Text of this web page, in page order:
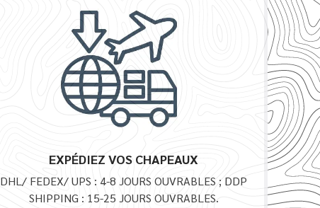
EXPÉDIEZ VOS CHAPEAUX
DHL/ FEDEX/ UPS : 4-8 JOURS OUVRABLES ; DDP
SHIPPING : 15-25 JOURS OUVRABLES.